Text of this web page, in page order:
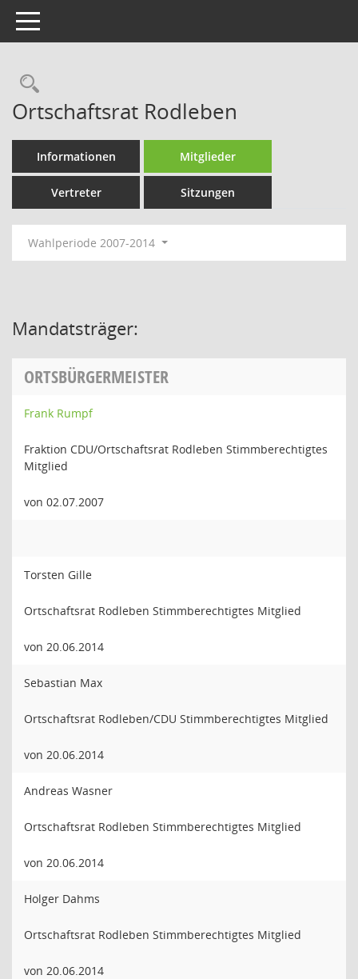
Toggle navigation
Rechercheauswahl
Ortschaftsrat Rodleben
Informationen Mitglieder
Vertreter Sitzungen
Wahlperiode 2007-2014
Mandatsträger:
ORTSBÜRGERMEISTER
Frank Rumpf
Fraktion CDU/Ortschaftsrat Rodleben Stimmberechtigtes
Mitglied
von 02.07.2007
Torsten Gille
Ortschaftsrat Rodleben Stimmberechtigtes Mitglied
von 20.06.2014
Sebastian Max
Ortschaftsrat Rodleben/CDU Stimmberechtigtes Mitglied
von 20.06.2014
Andreas Wasner
Ortschaftsrat Rodleben Stimmberechtigtes Mitglied
von 20.06.2014
Holger Dahms
Ortschaftsrat Rodleben Stimmberechtigtes Mitglied
von 20.06.2014